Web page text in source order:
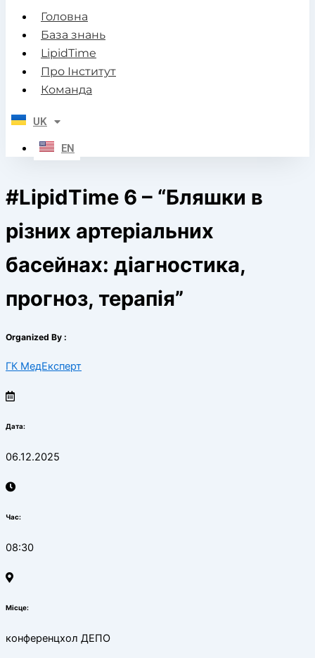
Головна
База знань
LipidTime
Про Інститут
Команда
UK
EN
#LipidTime 6 – “Бляшки в
різних артеріальних
басейнах: діагностика,
прогноз, терапія”
Organized By :
ГК МедЕксперт
Дата:
06.12.2025
Час:
08:30
Місце:
конференцхол ДЕПО